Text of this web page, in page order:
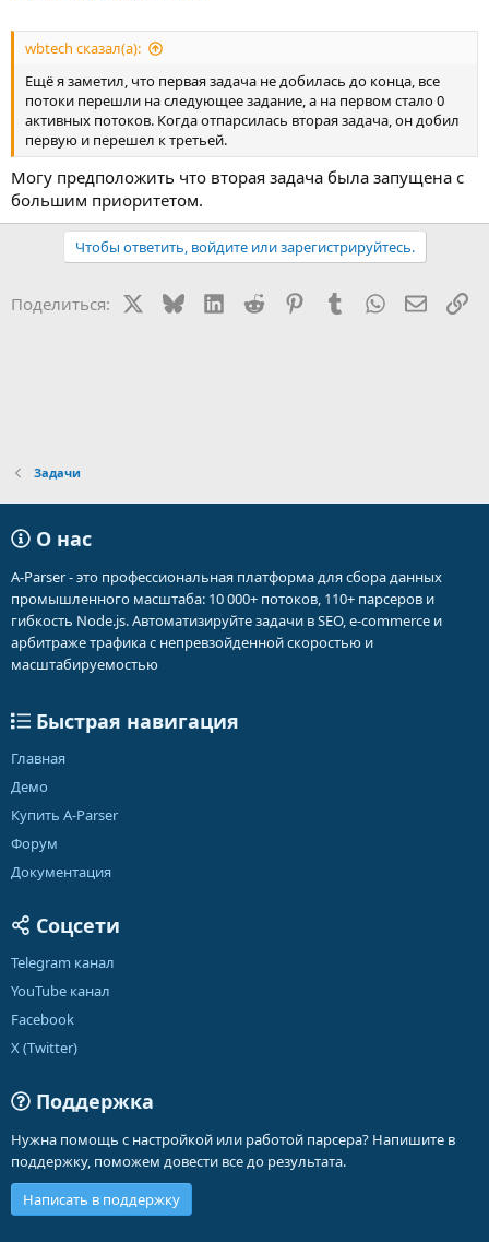
wbtech сказал(а):
Ещё я заметил, что первая задача не добилась до конца, все
потоки перешли на следующее задание, а на первом стало 0
активных потоков. Когда отпарсилась вторая задача, он добил
первую и перешел к третьей.
Могу предположить что вторая задача была запущена с
большим приоритетом.
Чтобы ответить, войдите или зарегистрируйтесь.
Поделиться: BlueskyLinkedIn
Reddit PinterestTumblr WhatsApp
Задачи
О нас
A-Parser - это профессиональная платформа для сбора данных
промышленного масштаба: 10 000+ потоков, 110+ парсеров и
гибкость Node.js. Автоматизируйте задачи в SEO, e-commerce и
арбитраже трафика с непревзойденной скоростью и
масштабируемостью
Быстрая навигация
Главная
Демо
Купить A-Parser
Форум
Документация
Соцсети
Telegram канал
YouTube канал
Facebook
X (Twitter)
Поддержка
Нужна помощь с настройкой или работой парсера? Напишите в
поддержку, поможем довести все до результата.
Написать в поддержку